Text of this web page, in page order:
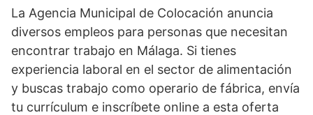
La Agencia Municipal de Colocación anuncia
diversos empleos para personas que necesitan
encontrar trabajo en Málaga. Si tienes
experiencia laboral en el sector de alimentación
y buscas trabajo como operario de fábrica, envía
tu currículum e inscríbete online a esta oferta